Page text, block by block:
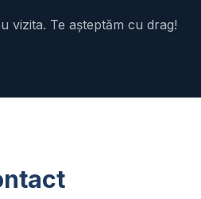
vizita. Te așteptăm cu drag!